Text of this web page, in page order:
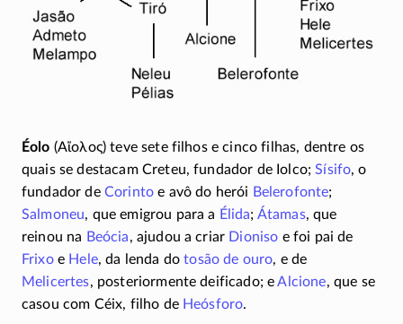
Éolo (Αἴολος) teve sete filhos e cinco filhas, dentre os
quais se destacam Creteu, fundador de Iolco;Sísifo, o
fundador de Corinto e avô do herói Belerofonte;
Salmoneu, que emigrou para a Élida; Átamas, que
reinou na Beócia, ajudou a criar Dioniso e foi pai de
Frixoe Hele, da lenda dotosão de ouro, e de
Melicertes, posteriormente deificado; eAlcione, que se
casou com Céix, filho de Heósforo.